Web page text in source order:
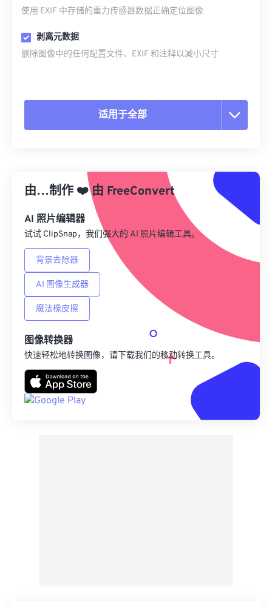
使用 EXIF 中存储的重力传感器数据正确定位图像
剥离元数据
删除图像中的任何配置文件、EXIF 和注释以减小尺寸
适用于全部
从预设应用
另存为预设
由…制作 ❤️由 FreeConvert
AI 照片编辑器
试试 ClipSnap，我们强大的 AI 照片编辑工具。
背景去除器
AI 图像生成器
魔法橡皮擦
图像转换器
快速轻松地转换图像，请下载我们的移动转换工具。